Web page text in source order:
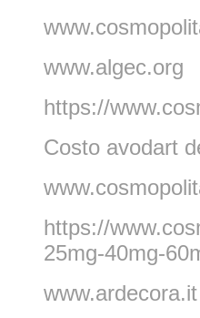
www.algec.org
https://
Costo avodart
https://
25mg-40mg-
www.ardecora.it